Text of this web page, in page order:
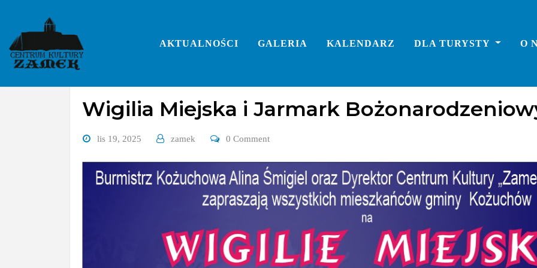
content
AKTUALNOŚCI GALERIA KALENDARZ DLA TURYSTY O
Wigilia Miejska i Jarmark
lis 19, 2025 zamek 0 Comment